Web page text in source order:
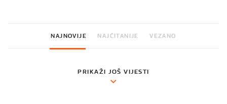
NAJNOVIJE NAJČITANIJE VEZANO
PRIKAŽI JOŠ VIJESTI